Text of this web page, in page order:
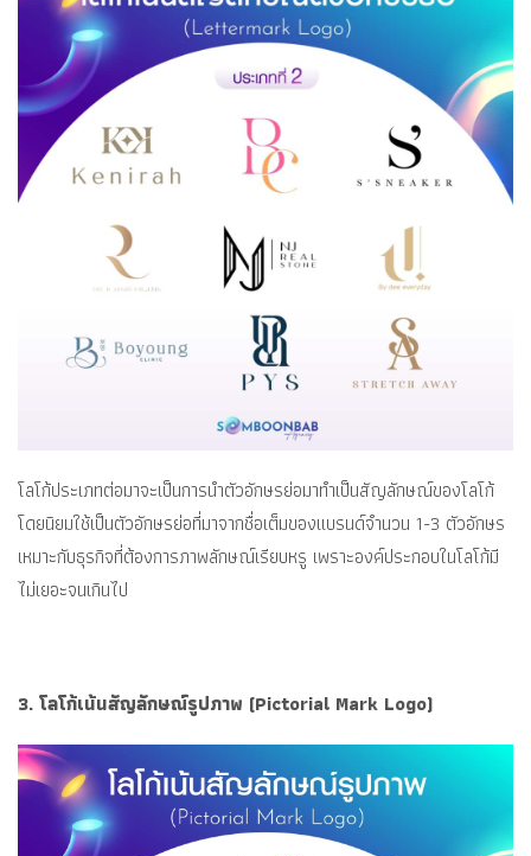
โลโก้ประเภทต่อมาจะเป็นการนำตัวอักษรย่อมาทำเป็นสัญลักษณ์ของโลโก้
โดยนิยมใช้เป็นตัวอักษรย่อที่มาจากชื่อเต็มของแบรนด์จำนวน 1-3 ตัวอักษร
เหมาะกับธุรกิจที่ต้องการภาพลักษณ์เรียบหรู เพราะองค์ประกอบในโลโก้มี
ไม่เยอะจนเกินไป
3. โลโก้เน้นสัญลักษณ์รูปภาพ (Pictorial Mark Logo)